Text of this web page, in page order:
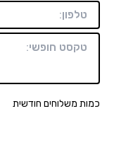
משלוחים חודשית